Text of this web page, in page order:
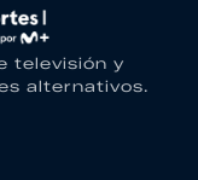
televisión y
alternativos.